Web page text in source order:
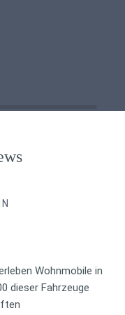
Wohnmobile in
dieser Fahrzeuge